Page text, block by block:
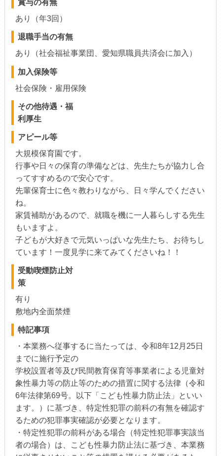
賞与の有無
あり（年3回）
退職手当の有無
あり（社会福祉事業団、愛知県職員共済会に加入）
加入保険等
社会保険・雇用保険
その他待遇・福
利厚生
アピール等
大規模保育園です。
行事や日々の保育の準備などは、先生たちが協力し合
ってすすめるので安心です。
先輩保育士に色々教わりながら、日々学んでください
ね。
家賃補助があるので、就職を機に一人暮らしする先生
もいますよ。
子どもが大好きで元気いっぱいな先生たち、お待ちし
ています！一度見学に来てみてくださいね！！
受動喫煙防止対
策
有り
敷地内全面禁煙
特記事項
・本業務へ従事するに当たっては、令和8年12月25日
までに施行予定の
学校設置者等及び民間教育保育等事業者による児童対
象性暴力等の防止等のための措置に関する法律（令和
6年法律第69号。以下「こども性暴力防止法」といい
ます。）に基づき、特定性犯罪の前科の有無を確認す
るための犯罪事実確認が必要となります。
・特定性犯罪の前科がある場合（特定性犯罪事実該当
者の場合）は、こども性暴力防止法に基づき、本業務